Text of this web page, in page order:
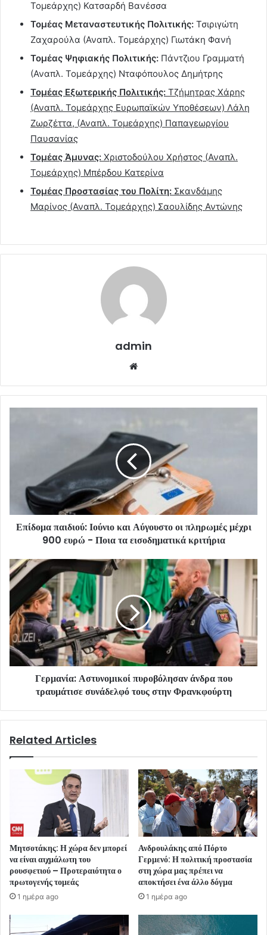
Τομεάρχης) Κατσαρδή Βανέσσα
Τομέας Μεταναστευτικής Πολιτικής: Τσιριγώτη
Ζαχαρούλα (Αναπλ. Τομεάρχης) Γιωτάκη Φανή
Τομέας Ψηφιακής Πολιτικής: Πάντζιου Γραμματή
(Αναπλ. Τομεάρχης) Νταφόπουλος Δημήτρης
Τομέας Εξωτερικής Πολιτικής: Τζήμητρας Χάρης
(Αναπλ. Τομεάρχης Ευρωπαϊκών Υποθέσεων) Λάλη
Ζωρζέττα, (Αναπλ. Τομεάρχης) Παπαγεωργίου
Παυσανίας
Τομέας Άμυνας: Χριστοδούλου Χρήστος (Αναπλ.
Τομεάρχης) Μπέρδου Κατερίνα
Τομέας Προστασίας του Πολίτη: Σκανδάμης
Μαρίνος (Αναπλ. Τομεάρχης) Σαουλίδης Αντώνης
admin
Επίδομα παιδιού: Ιούνιο και Αύγουστο οι πληρωμές μέχρι
900 ευρώ - Ποια τα εισοδηματικά κριτήρια
Γερμανία: Αστυνομικοί πυροβόλησαν άνδρα που
τραυμάτισε συνάδελφό τους στην Φρανκφούρτη
Related Articles
Μητσοτάκης: Η χώρα δεν μπορεί
να είναι αιχμάλωτη του
ρουσφετιού – Προτεραιότητα ο
πρωτογενής τομεάς
1 ημέρα ago
Ανδρουλάκης από Πόρτο
Γερμενό: Η πολιτική προστασία
στη χώρα μας πρέπει να
αποκτήσει ένα άλλο δόγμα
1 ημέρα ago